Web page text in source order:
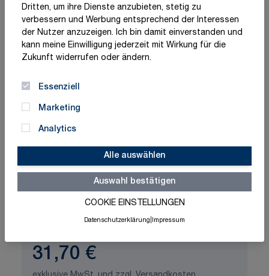
Dritten, um ihre Dienste anzubieten, stetig zu
verbessern und Werbung entsprechend der Interessen
der Nutzer anzuzeigen. Ich bin damit einverstanden und
kann meine Einwilligung jederzeit mit Wirkung für die
Zukunft widerrufen oder ändern.
Essenziell
Marketing
Analytics
Alle auswählen
Auswahl bestätigen
COOKIE EINSTELLUNGEN
Datenschutzerklärung Impressum
Schnelle Lieferung
Made in Germany
31,70 €